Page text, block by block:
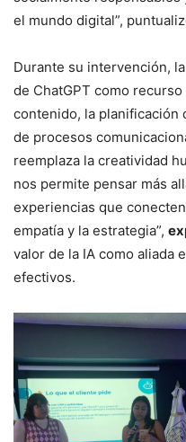
el mundo digital”,
Durante su intervención, la
de ChatGPT como
contenido, la planificación
de procesos
reemplaza la creatividad
nos permite pensar más
experiencias que
empatía y la estrategia”,
valor de la IA como aliada
efectivos.